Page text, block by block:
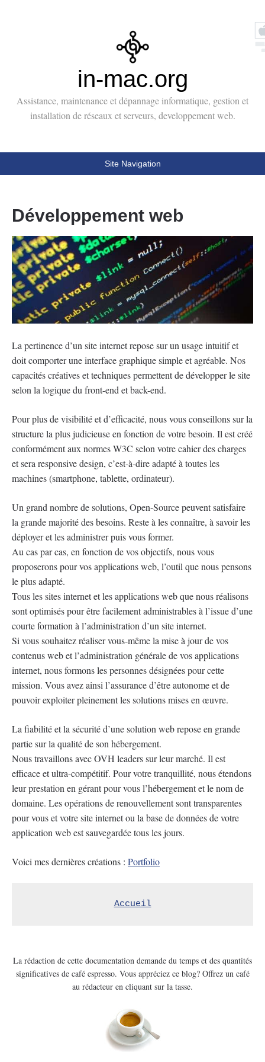
in-mac.org
Assistance, maintenance et dépannage informatique, gestion et
installation de réseaux et serveurs, developpement web.
Site Navigation
Développement web
La pertinence d’un site internet repose sur un usage intuitif et
doit comporter une interface graphique simple et agréable. Nos
capacités créatives et techniques permettent de développer le site
selon la logique du front-end et back-end.
Pour plus de visibilité et d’efficacité, nous vous conseillons sur la
structure la plus judicieuse en fonction de votre besoin. Il est créé
conformément aux normes W3C selon votre cahier des charges
et sera responsive design, c’est-à-dire adapté à toutes les
machines (smartphone, tablette, ordinateur).
Un grand nombre de solutions, Open-Source peuvent satisfaire
la grande majorité des besoins. Reste à les connaître, à savoir les
déployer et les administrer puis vous former.
Au cas par cas, en fonction de vos objectifs, nous vous
proposerons pour vos applications web, l’outil que nous pensons
le plus adapté.
Tous les sites internet et les applications web que nous réalisons
sont optimisés pour être facilement administrables à l’issue d’une
courte formation à l’administration d’un site internet.
Si vous souhaitez réaliser vous-même la mise à jour de vos
contenus web et l’administration générale de vos applications
internet, nous formons les personnes désignées pour cette
mission. Vous avez ainsi l’assurance d’être autonome et de
pouvoir exploiter pleinement les solutions mises en œuvre.
La fiabilité et la sécurité d’une solution web repose en grande
partie sur la qualité de son hébergement.
Nous travaillons avec OVH leaders sur leur marché. Il est
efficace et ultra-compétitif. Pour votre tranquillité, nous étendons
leur prestation en gérant pour vous l’hébergement et le nom de
domaine. Les opérations de renouvellement sont transparentes
pour vous et votre site internet ou la base de données de votre
application web est sauvegardée tous les jours.
Voici mes dernières créations : Portfolio
Accueil
La rédaction de cette documentation demande du temps et des quantités
significatives de café espresso. Vous appréciez ce blog? Offrez un café
au rédacteur en cliquant sur la tasse.